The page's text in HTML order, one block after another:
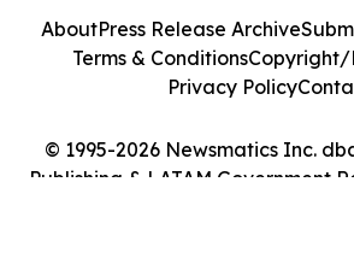
© 1995-2026 Newsmatics Inc.
Publishing & LATAM Government
AboutPress Release Archive
Terms & ConditionsCopyright/
Privacy Policy